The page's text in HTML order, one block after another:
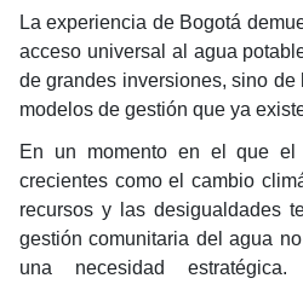
La experiencia de Bogotá
acceso universal al agua
de grandes inversiones, sino
modelos de gestión que ya
En un momento en el que el
crecientes como el cambio
recursos y las desigualdades
gestión comunitaria del agua
una necesidad